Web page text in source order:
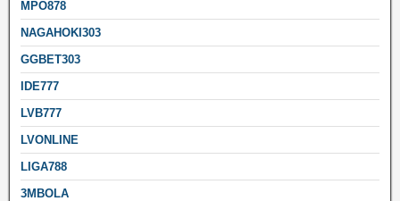
MPO878
NAGAHOKI303
GGBET303
IDE777
LVB777
LVONLINE
LIGA788
3MBOLA